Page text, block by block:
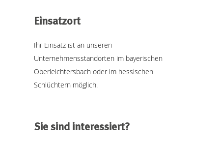
Einsatzort
Ihr Einsatz ist an unseren
Unternehmensstandorten im bayerischen
Oberleichtersbach oder im hessischen
Schlüchtern möglich.
Sie sind interessiert?